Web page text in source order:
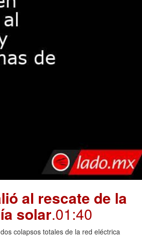
al rescate de la
solar.01:40
colapsos totales de la red eléctrica